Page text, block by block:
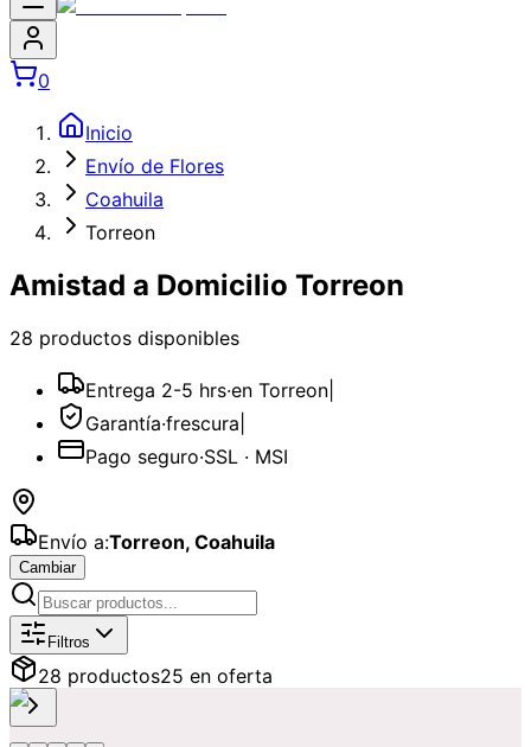
0
Inicio
Envío de Flores
Coahuila
Torreon
Amistad a Domicilio Torreon
28 productos disponibles
Entrega 2-5 hrs·en Torreon
Garantía·frescura
Pago seguro·SSL · MSI
Envío a:Torreon, Coahuila
Cambiar
Catálogo deAmistad
Filtros
28 productos25 en oferta